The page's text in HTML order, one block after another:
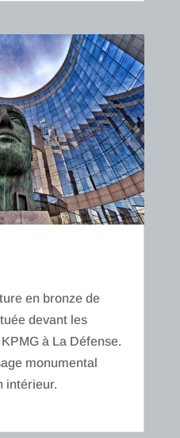
en bronze de
devant les
à La Défense.
monumental
intérieur.